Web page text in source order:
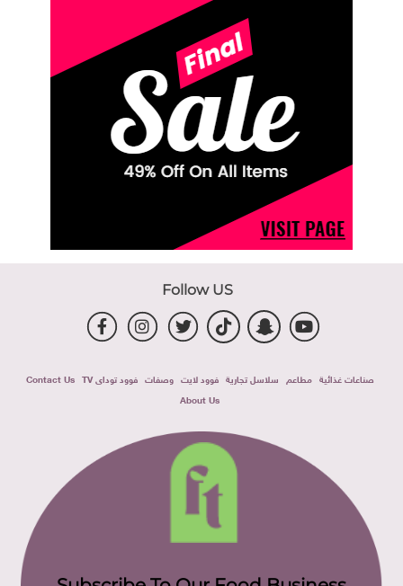
Follow US
صناعات غذائية مطاعم سلاسل تجارية فوود لايت وصفات فوود توداى TV
Contact Us
About Us